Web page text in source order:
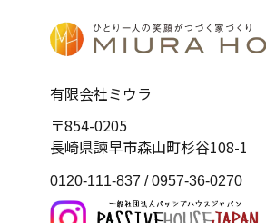
有限会社ミウラ
〒854-0205
長崎県諫早市森山町杉谷108-1
0120-111-837 /0957-36-0270